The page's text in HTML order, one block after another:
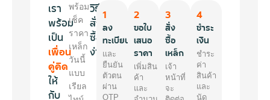
เรา
พร้อม
เป็น
เพื่อน
คู่คิด
ให้
กับ
พร้อม
เช็ค
ราคา
เหล็ก
วันนี้
แบบ
เรียล
วิธี
สั่ง
ซื้อ
ง่ายๆ
1
ลง
ทะเบียน
และ
ยืนยัน
ตัวตน
ผ่าน
OTP
2
ขอใบ
เสนอ
ราคา
เพิ่มสิน
ค้า
และ
3
สั่ง
ซื้อ
เหล็ก
เจ้า
หน้าที่
จะ
4
ชำระ
เงิน
ชำระ
ค่า
สินค้า
และ
นัด